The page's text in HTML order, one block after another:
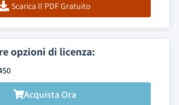
Scarica Il PDF Gratuito
opzioni di licenza:
Acquista Ora